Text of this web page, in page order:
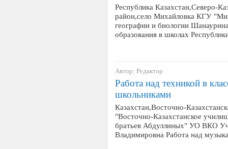
Республика Казахстан,Северо-
район,село Михайловка КГУ
географии и биологии
образования в школах
Автор: Редактор
Работа над техникой в
школьниками
Казахстан,Восточно-
"Восточно-Казахстанское
братьев Абдуллиных" УО ВКО
Владимировна Работа над